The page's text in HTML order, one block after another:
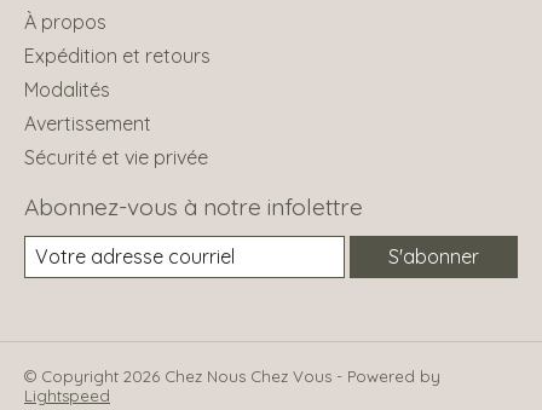
À propos
Expédition et retours
Modalités
Avertissement
Sécurité et vie privée
Abonnez-vous à notre infolettre
S'abonner
© Copyright 2026 Chez Nous Chez Vous - Powered by
Lightspeed